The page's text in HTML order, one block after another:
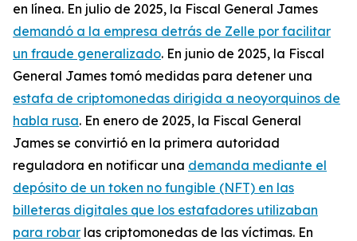
en línea. En julio de 2025, la Fiscal General James
demandó a la empresa detrás de Zelle por facilitar
un fraude generalizado. En junio de 2025, la Fiscal
General James tomó medidas para detener una
estafa de criptomonedas dirigida a neoyorquinos de
habla rusa. En enero de 2025, la Fiscal General
James se convirtió en la primera autoridad
reguladora en notificar una demanda mediante el
depósito de un token no fungible (NFT) en las
billeteras digitales que los estafadores utilizaban
para robar las criptomonedas de las víctimas. En